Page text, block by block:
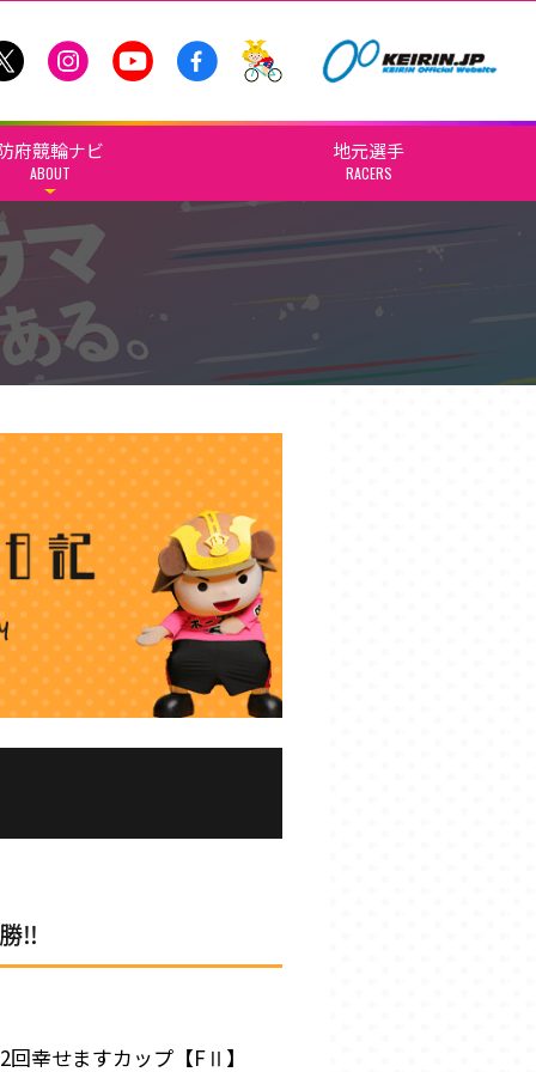
府競輪ナビ
ABOUT
地元選手
RACERS
‼
幸せますカップ【FⅡ】